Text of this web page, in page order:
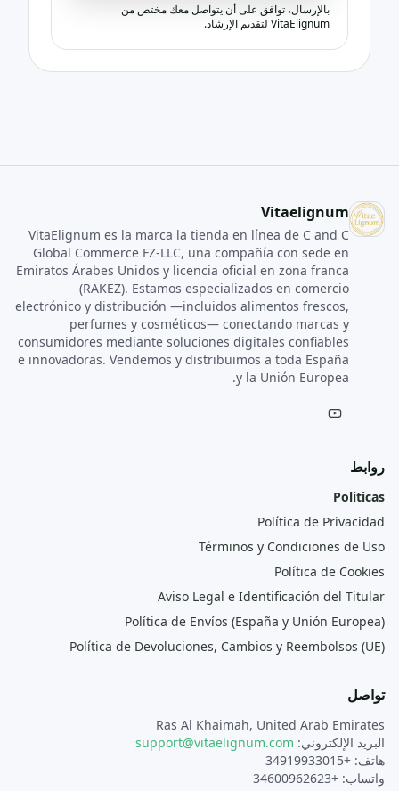
بالإرسال، توافق على أن يتواصل معك مختص من
VitaElignum لتقديم الإرشاد.
Vitaelignum
VitaElignum es la marca la tienda en línea de C and C
Global Commerce FZ‑LLC, una compañía con sede en
Emiratos Árabes Unidos y licencia oficial en zona franca
(RAKEZ). Estamos especializados en comercio
electrónico y distribución —incluidos alimentos frescos,
perfumes y cosméticos— conectando marcas y
consumidores mediante soluciones digitales confiables
e innovadoras. Vendemos y distribuimos a toda España
y la Unión Europea.
روابط
Politicas
Política de Privacidad
Términos y Condiciones de Uso
Política de Cookies
Aviso Legal e Identificación del Titular
Política de Envíos (España y Unión Europea)
Política de Devoluciones, Cambios y Reembolsos (UE)
تواصل
Ras Al Khaimah, United Arab Emirates
البريد الإلكتروني: support@vitaelignum.com
هاتف: +34919933015
واتساب: +34600962623